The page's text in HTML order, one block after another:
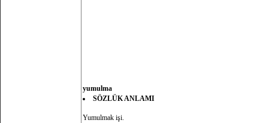
yumulma
SÖZLÜK ANLAMI
Yumulmak işi.